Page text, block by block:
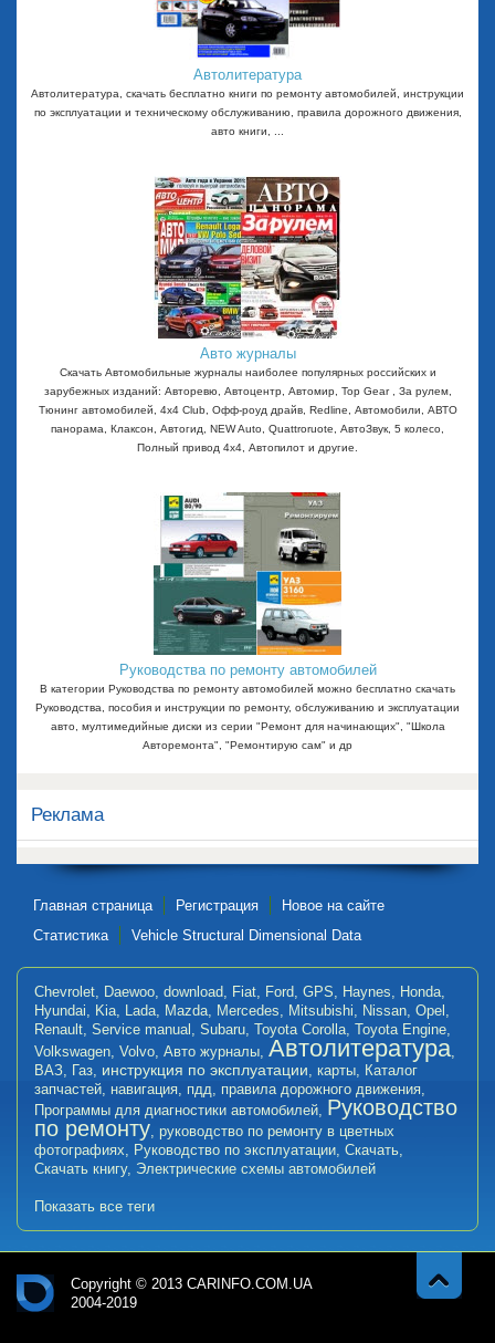
Автолитература
Автолитература, скачать бесплатно книги по ремонту автомобилей, инструкции
по эксплуатации и техническому обслуживанию, правила дорожного движения,
авто книги, ...
Авто журналы
Скачать Автомобильные журналы наиболее популярных российских и
зарубежных изданий: Авторевю, Автоцентр, Автомир, Top Gear , За рулем,
Тюнинг автомобилей, 4x4 Club, Офф-роуд драйв, Redline, Автомобили, АВТО
панорама, Клаксон, Автогид, NEW Auto, Quattroruote, АвтоЗвук, 5 колесо,
Полный привод 4х4, Автопилот и другие.
Руководства по ремонту автомобилей
В категории Руководства по ремонту автомобилей можно бесплатно скачать
Руководства, пособия и инструкции по ремонту, обслуживанию и эксплуатации
авто, мултимедийные диски из серии "Ремонт для начинающих", "Школа
Авторемонта", "Ремонтирую сам" и др
Реклама
Главная страница Регистрация
Новое на сайте
Статистика
Vehicle Structural Dimensional Data
Chevrolet Daewoo download Fiat Ford GPS Haynes Honda
Hyundai
Kia Lada Mazda Mercedes Mitsubishi Nissan Opel
Renault Service manual Subaru Toyota Corolla Toyota Engine
Volkswagen Volvo Авто журналы Автолитература
ВАЗ
Газ инструкция по эксплуатации карты
Каталог
запчастей навигация пдд правила дорожного движения
Программы для диагностики автомобилей Руководство
по ремонту руководство по ремонту в цветных
фотографиях
Руководство по эксплуатации Скачать
Скачать книгу, Электрические схемы автомобилей
Показать все теги
Copyright © 2013 CARINFO.COM.UA
2004-2019